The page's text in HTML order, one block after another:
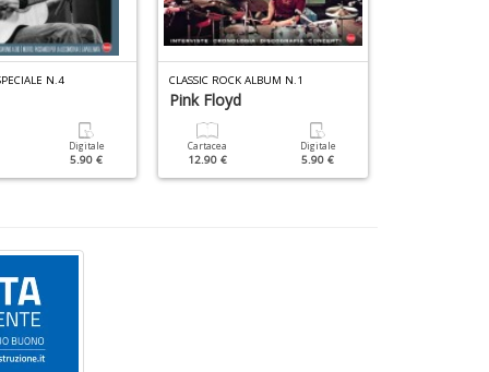
N.4
Digitale
5.90 €
CLASSIC ROCK ALBUM N.1
Pink Floyd
Cartacea
12.90 €
Digitale
5.90 €